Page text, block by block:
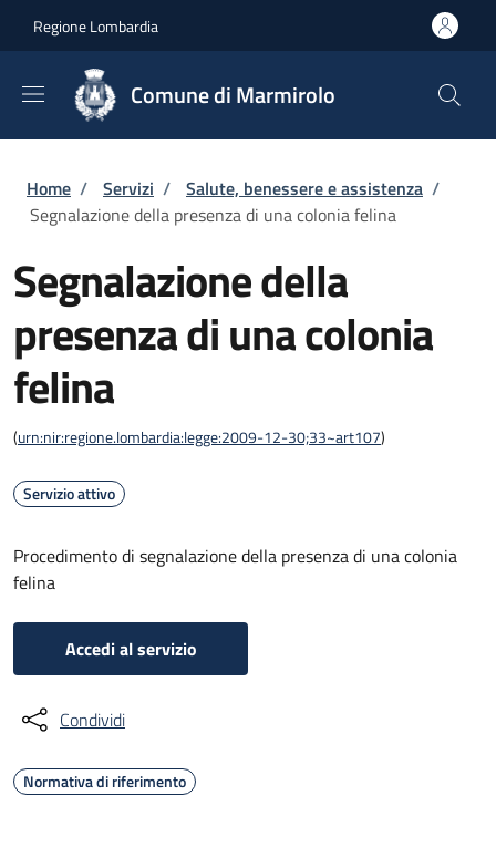
Regione Lombardia
Comune di Marmirolo
Briciole di pane
Home / Servizi / Salute, benessere e assistenza /
Segnalazione della presenza di una colonia felina
Segnalazione della
presenza di una colonia
felina
(urn:nir:regione.lombardia:legge:2009-12-30;33~art107)
Servizio attivo
Procedimento di segnalazione della presenza di una colonia
felina
Accedi al servizio
Condividi
Normativa di riferimento